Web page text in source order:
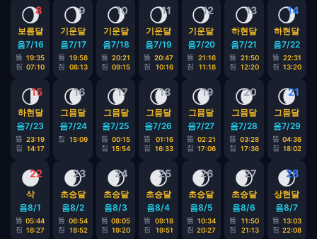
8
🌖
보름달
음7/16
뜸 19:35
짐 07:10
9
🌖
기운달
음7/17
뜸
19:58
짐
08:13
10
🌖
기운달
음7/18
뜸 20:21
짐 09:15
11
🌖
기운달
음7/19
뜸 20:47
짐
10:16
12
🌖
기운달
음7/20
뜸
21:16
짐
11:18
13
🌖
하현달
음7/21
뜸
21:50
짐
12:20
14
🌖
하현달
음7/22
뜸 22:31
짐 13:20
15
🌗
하현달
음7/23
뜸 23:19
짐
14:17
16
🌘
그믐달
음7/24
짐 15:09
17
🌘
그믐달
음7/25
뜸 00:15
짐 15:54
18
🌘
그믐달
음7/26
뜸
01:16
짐
16:33
19
🌘
그믐달
음7/27
뜸 02:21
짐 17:06
20
🌘
그믐달
음7/28
뜸 03:28
짐
17:36
21
🌘
그믐달
음7/29
뜸 04:36
짐 18:02
22
🌑
삭
음8/1
뜸 05:44
짐 18:27
23
🌒
초승달
음8/2
뜸 06:54
짐
18:52
24
🌒
초승달
음8/3
뜸 08:05
짐 19:20
25
🌒
초승달
음8/4
뜸
09:18
짐
19:51
26
🌒
초승달
음8/5
뜸 10:34
짐 20:27
27
🌒
초승달
음8/6
뜸
11:50
짐
21:13
28
🌒
상현달
음8/7
뜸 13:03
짐 22:08